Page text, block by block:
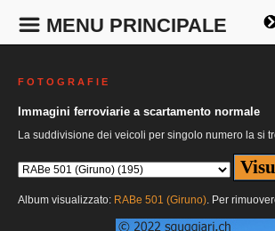
MENU PRINCIPALE
F O T O G R A F I E
Immagini ferroviarie a scartamento normale
La suddivisione dei veicoli per singolo numero la si
Album visualizzato: RABe 501 (Giruno). Per